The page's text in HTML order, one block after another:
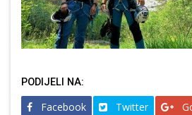
PODIJELI NA:
Facebook Twitter